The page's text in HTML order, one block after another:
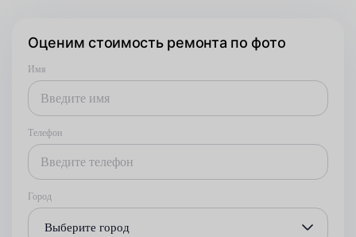
Оценим стоимость ремонта по фото
Имя
Телефон
Город
Выберите город